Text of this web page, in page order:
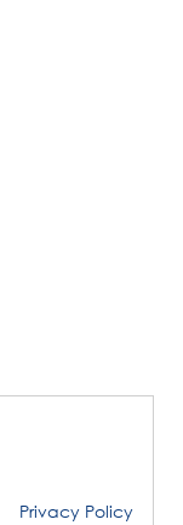
Privacy Policy